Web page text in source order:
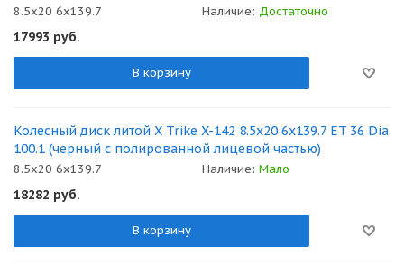
8.5x20 6x139.7 Наличие: Достаточно
17993 руб.
В корзину
Колесный диск литой X Trike X-142 8.5x20 6x139.7 ET 36 Dia
100.1 (черный с полированной лицевой частью)
8.5x20 6x139.7 Наличие: Мало
18282 руб.
В корзину